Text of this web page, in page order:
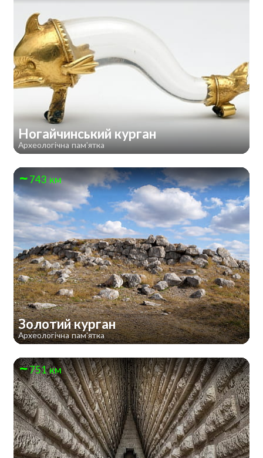
Ногайчинський курган
Археологічна пам'ятка
743 км
Золотий курган
Археологічна пам'ятка
751 км